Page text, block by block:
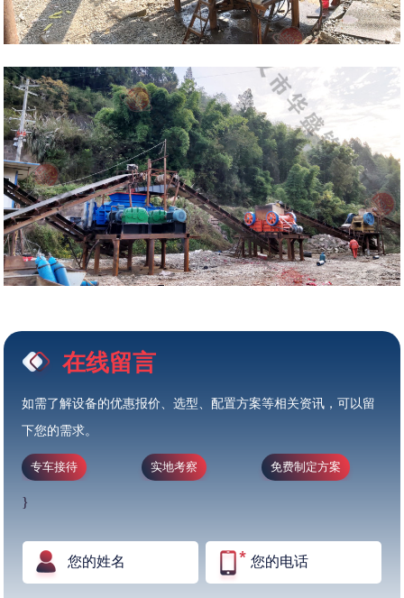
在线留言
如需了解设备的优惠报价、选型、配置方案等相关资讯，可以留
下您的需求。
专车接待 实地考察 免费制定方案
}